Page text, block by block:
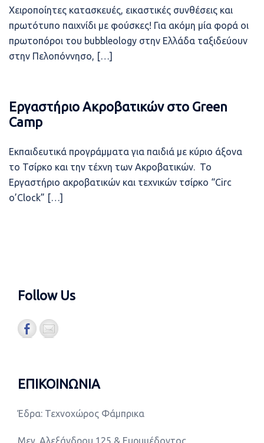
Χειροποίητες κατασκευές, εικαστικές συνθέσεις και
πρωτότυπο παιχνίδι με φούσκες! Για ακόμη μία φορά οι
πρωτοπόροι του bubbleology στην Ελλάδα ταξιδεύουν
στην Πελοπόννησο, […]
Εργαστήριο Ακροβατικών στο Green
Camp
Εκπαιδευτικά προγράμματα για παιδιά με κύριο άξονα
το Τσίρκο και την τέχνη των Ακροβατικών. Το
Εργαστήριο ακροβατικών και τεχνικών τσίρκο “Circ
o’Clock” […]
Follow Us
ΕΠΙΚΟΙΝΩΝΙΑ
Έδρα: Τεχνοχώρος Φάμπρικα
Μεγ. Αλεξάνδρου 125 & Ευρυμέδοντος